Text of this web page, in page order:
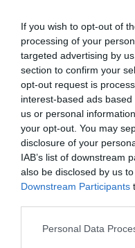
If you wish to opt-out of
processing of your
targeted advertising by
section to confirm your
opt-out request is
interest-based ads
us or personal
your opt-out. You may
disclosure of your
IAB’s list of downstream
also be disclosed by us
Downstream Participants
Please note that this
Personal Data
Επιγονατίδες με
κέλυφος Stanley